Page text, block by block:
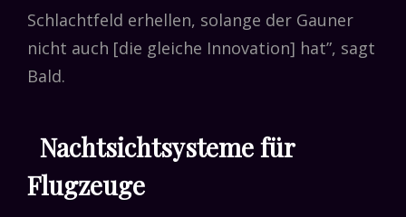
Schlachtfeld erhellen, solange der Gauner
nicht auch [die gleiche Innovation] hat”, sagt
Bald.
Nachtsichtsysteme für
Flugzeuge